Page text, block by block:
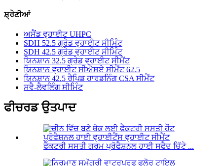
ਸ਼੍ਰੇਣੀਆਂ
ਅਸੈਂਡ ਵ੍ਹਾਈਟ UHPC
SDH 52.5 ਗ੍ਰੇਡ ਵ੍ਹਾਈਟ ਸੀਮਿੰਟ
SDH 42.5 ਗ੍ਰੇਡ ਵ੍ਹਾਈਟ ਸੀਮਿੰਟ
ਯਿਨਸ਼ਾਨ 32.5 ਗ੍ਰੇਡ ਵ੍ਹਾਈਟ ਸੀਮੈਂਟ
ਯਿਨਸ਼ਾਨ ਵ੍ਹਾਈਟ ਸੀਐਸਏ ਸੀਮੈਂਟ 62.5
ਯਿਨਸ਼ਾਨ 42.5 ਰੈਪਿਡ ਹਾਰਡਨਿੰਗ CSA ਸੀਮੈਂਟ
ਸਵੈ-ਲੈਵਲਿੰਗ ਸੀਮਿੰਟ
ਫੀਚਰਡ ਉਤਪਾਦ
ਫੈਕਟਰੀ ਸਸਤੀ ਗਰਮ ਪ੍ਰੋਫੈਸ਼ਨਲ ਹਾਈ ਸਫੈਦ ਚਿੱਟੇ ...